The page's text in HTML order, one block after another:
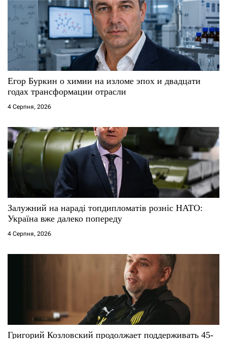
а
п
и
с
і
в
Егор Буркин о химии на изломе эпох и двадцати
годах трансформации отрасли
4 Серпня, 2026
Залужний на нараді топдипломатів розніс НАТО:
Україна вже далеко попереду
4 Серпня, 2026
Григорий Козловский продолжает поддерживать 45-